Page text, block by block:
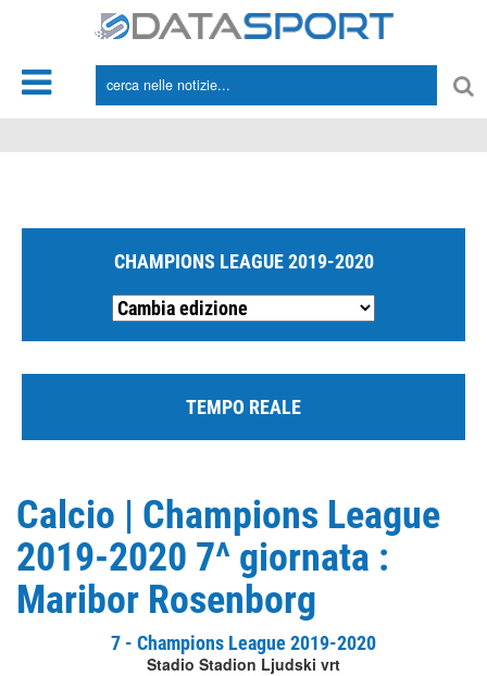
CHAMPIONS LEAGUE 2019-2020
TEMPO REALE
Calcio | Champions League
2019-2020 7^ giornata :
Maribor Rosenborg
7 - Champions League 2019-2020
Stadio Stadion Ljudski vrt